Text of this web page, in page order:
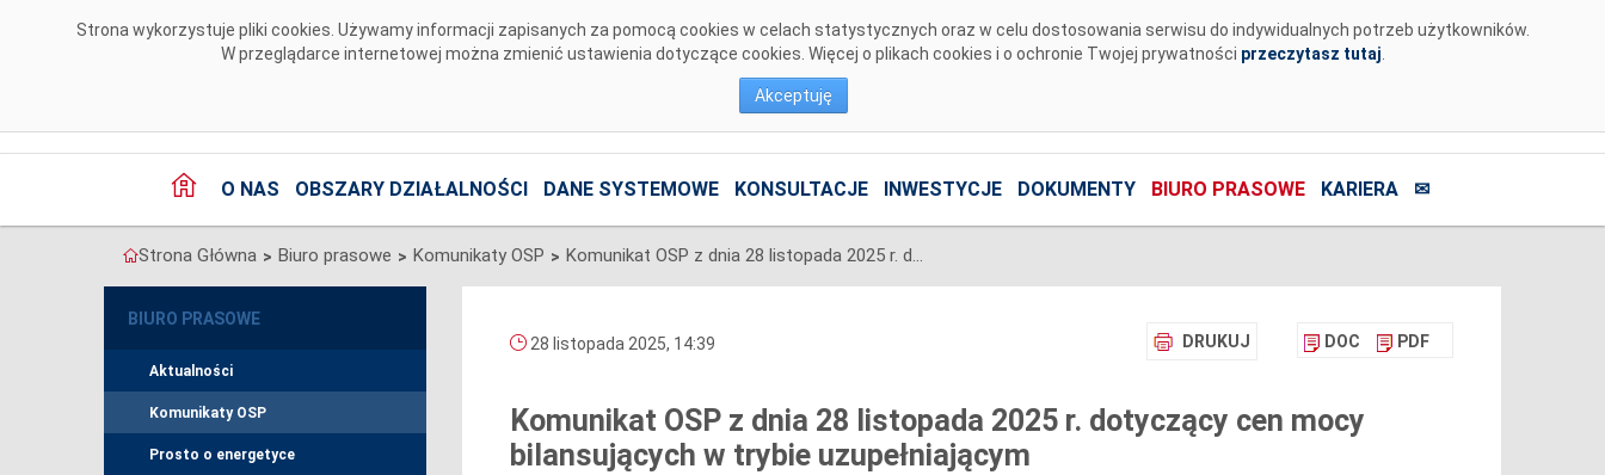
Strona wykorzystuje pliki cookies. Używamy informacji zapisanych za pomocą cookies w celach statystycznych oraz w celu dostosowania serwisu do indywidualnych potrzeb użytkowników.
W przeglądarce internetowej można zmienić ustawienia dotyczące cookies. Więcej o plikach cookies i o ochronie Twojej prywatności przeczytasz tutaj
Akceptuję
O NAS OBSZARY DZIAŁALNOŚCI DANE SYSTEMOWE KONSULTACJE INWESTYCJE DOKUMENTY BIURO PRASOWE KARIERA ✉
Strona Główna > Biuro prasowe > Komunikaty OSP > Komunikat OSP z dnia 28 listopada 2025 r. dotyczący cen mocy bilansujących w trybie uzupełniającym
BIURO PRASOWE
Aktualności
Komunikaty OSP
Prosto o energetyce
DRUKUJ DOC PDF
28 listopada 2025, 14:39
Komunikat OSP z dnia 28 listopada 2025 r. dotyczący cen mocy
bilansujących w trybie uzupełniającym